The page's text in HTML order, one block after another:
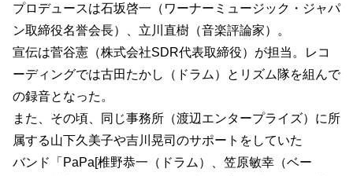
プロデュースは石坂啓一（ワーナーミュージック・ジャパ
ン取締役名誉会長）、立川直樹（音楽評論家）。
宣伝は菅谷憲（株式会社SDR代表取締役）が担当。レコ
ーディングでは古田たかし（ドラム）とリズム隊を組んで
の録音となった。
また、その頃、同じ事務所（渡辺エンタープライズ）に所
属する山下久美子や吉川晃司のサポートをしていた
バンド「PaPa[椎野恭一（ドラム）、笠原敏幸（ベー